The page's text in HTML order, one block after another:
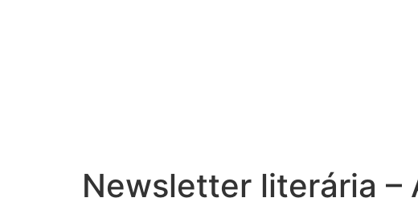
Newsletter literária –